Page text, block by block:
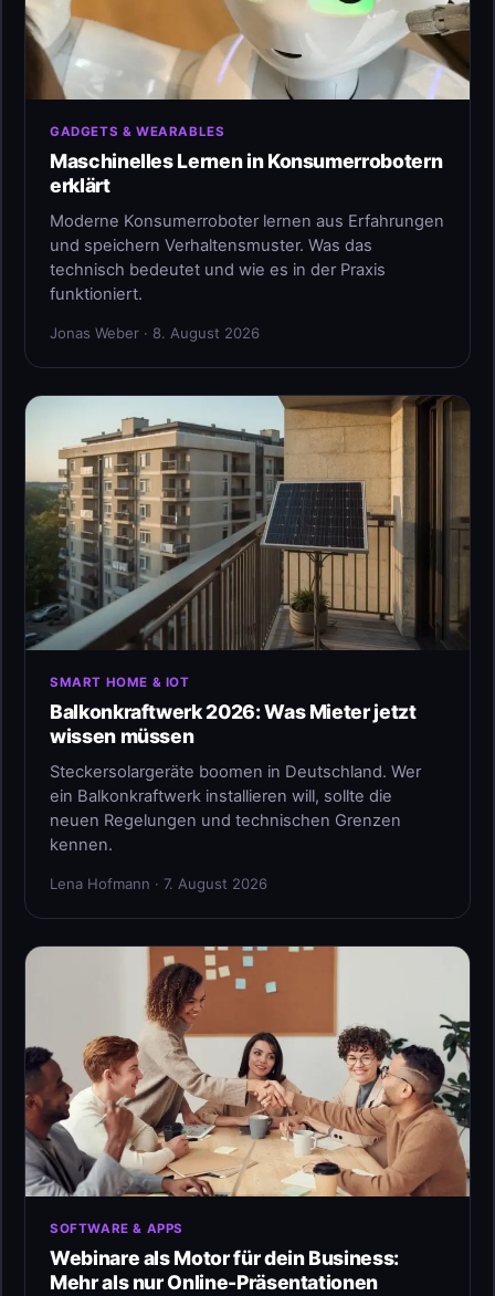
GADGETS & WEARABLES
Maschinelles Lernen in Konsumerrobotern
erklärt
Moderne Konsumerroboter lernen aus Erfahrungen
und speichern Verhaltensmuster. Was das
technisch bedeutet und wie es in der Praxis
funktioniert.
Jonas Weber · 8. August 2026
SMART HOME & IOT
Balkonkraftwerk 2026: Was Mieter jetzt
wissen müssen
Steckersolargeräte boomen in Deutschland. Wer
ein Balkonkraftwerk installieren will, sollte die
neuen Regelungen und technischen Grenzen
kennen.
Lena Hofmann · 7. August 2026
SOFTWARE & APPS
Webinare als Motor für dein Business:
Mehr als nur Online-Präsentationen